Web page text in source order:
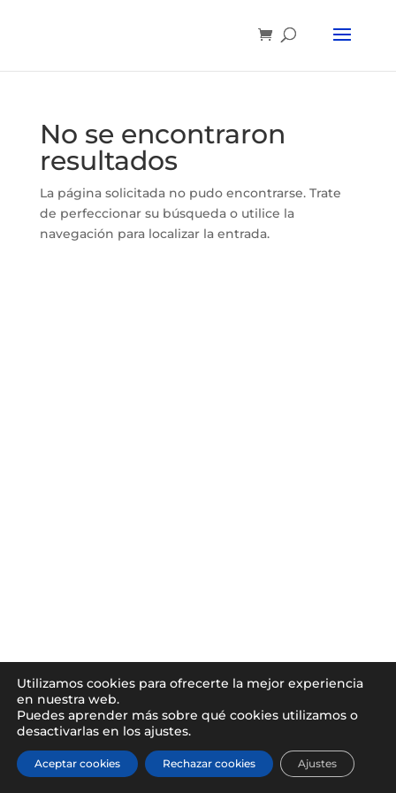
No se encontraron
resultados
La página solicitada no pudo encontrarse. Trate
de perfeccionar su búsqueda o utilice la
navegación para localizar la entrada.
Utilizamos cookies para ofrecerte la mejor experiencia
en nuestra web.
Puedes aprender más sobre qué cookies utilizamos o
desactivarlas en los ajustes.
Aceptar cookies Rechazar cookies Ajustes